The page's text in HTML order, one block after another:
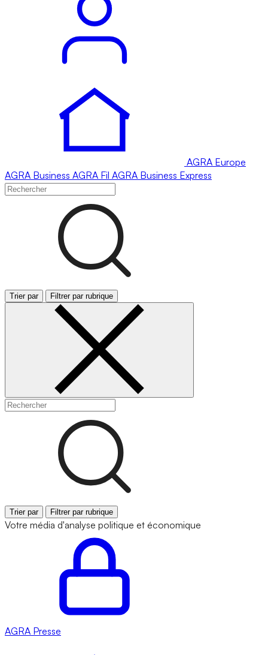
AGRA Europe
AGRA Business AGRA Fil AGRA Business Express
Trier par Filtrer par rubrique
Trier par Filtrer par rubrique
Votre média d'analyse politique et économique
AGRA Presse